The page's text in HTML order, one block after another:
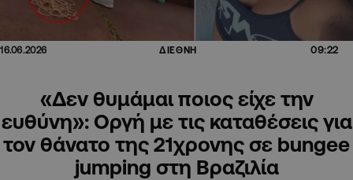
16.06.2026 ΔΙΕΘΝΗ 09:22
«Δεν θυμάμαι ποιος είχε την
ευθύνη»: Οργή με τις καταθέσεις για
τον θάνατο της 21χρονης σε bungee
jumping στη Βραζιλία